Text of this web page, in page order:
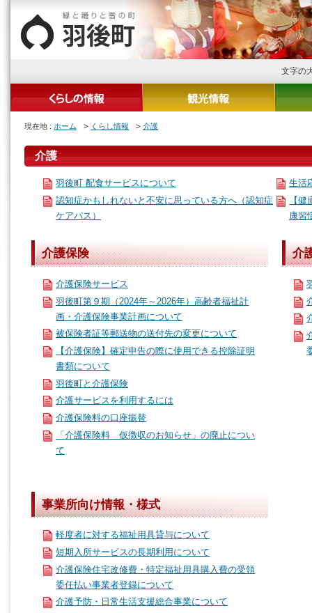
文字の
現在地 : ホーム くらし情報 介護
介護
羽後町 配食サービスについて
生活
認知症かもしれないと不安に思っている方へ（認知症
ケアパス）
【
康習
介護保険
介護保険サービス
羽後町第９期（2024年～2026年）高齢者福祉計
画・介護保険事業計画について
被保険者証等郵送物の送付先の変更について
【介護保険】確定申告の際に使用できる控除証明
書類について
羽後町と介護保険
介護サービスを利用するには
介護保険料の口座振替
「介護保険料 仮徴収のお知らせ」の廃止につい
て
介
事業所向け情報・様式
軽度者に対する福祉用具貸与について
短期入所サービスの長期利用について
介護保険住宅改修費・特定福祉用具購入費の受領
委任払い事業者登録について
介護予防・日常生活支援総合事業について